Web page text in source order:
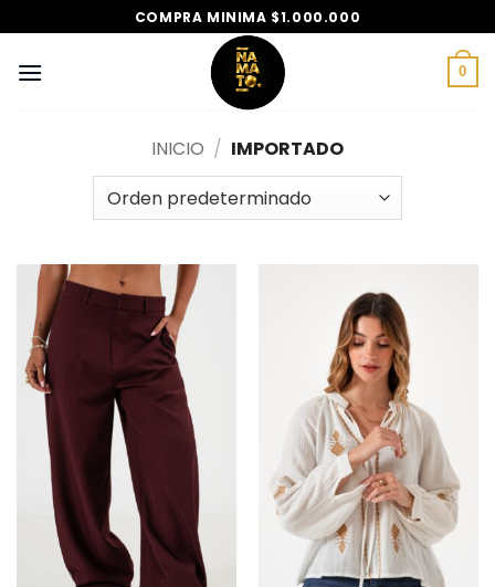
al
contenido
COMPRA MINIMA $1.000.000
0
INICIO / IMPORTADO